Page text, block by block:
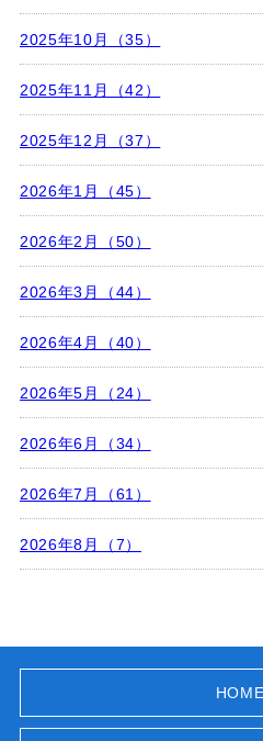
2025年10月（35）
2025年11月（42）
2025年12月（37）
2026年1月（45）
2026年2月（50）
2026年3月（44）
2026年4月（40）
2026年5月（24）
2026年6月（34）
2026年7月（61）
2026年8月（7）
HOME